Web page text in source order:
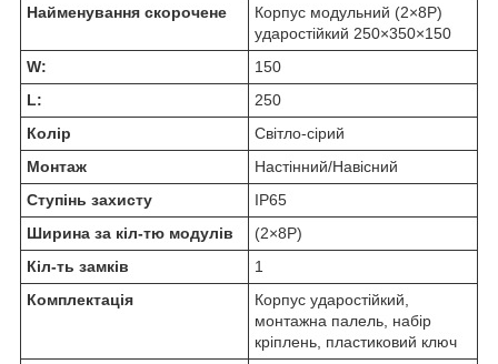
Найменування скорочене
Корпус модульний (2×8Р)
ударостійкий 250×350×150
W:
150
L:
250
Колір
Світло-сірий
Монтаж
Настінний/Навісний
Ступінь захисту
IP65
Ширина за кіл-тю модулів
(2×8Р)
Кіл-ть замків
1
Комплектація
Корпус ударостійкий,
монтажна палель, набір
кріплень, пластиковий ключ